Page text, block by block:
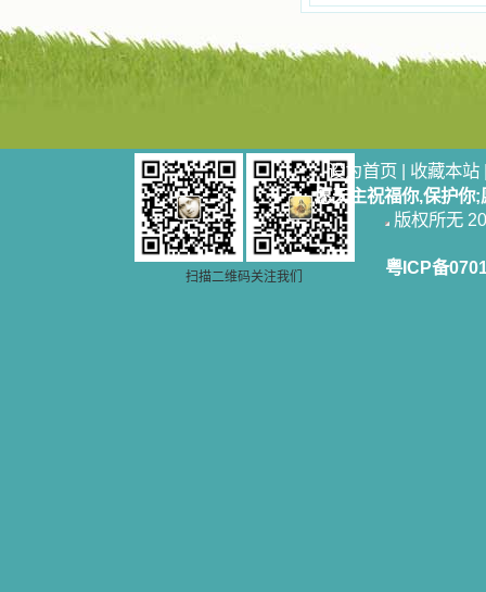
扫描二维码关注我们
设为首页 | 收藏本站
愿天主祝福你,保护你
版权所无
粤ICP备